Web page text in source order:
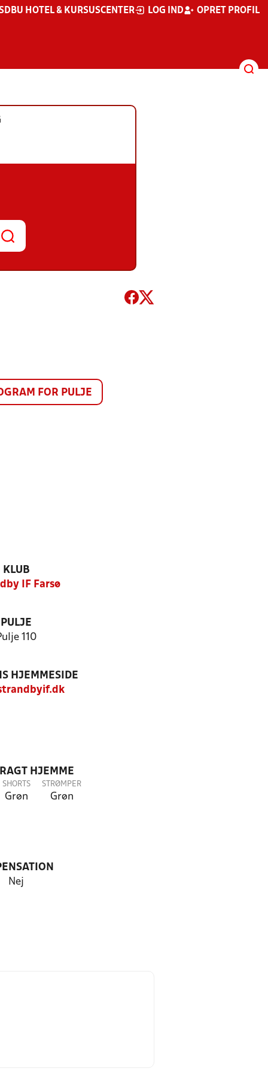
DBU HOTEL & KURSUSCENTER LOG IND OPRET PROFIL
FOR PULJE
KLUB
IF Farsø
PULJE
110
HJEMMESIDE
HJEMME
SHORTS
Grøn
STRØMPER
Grøn
Nej